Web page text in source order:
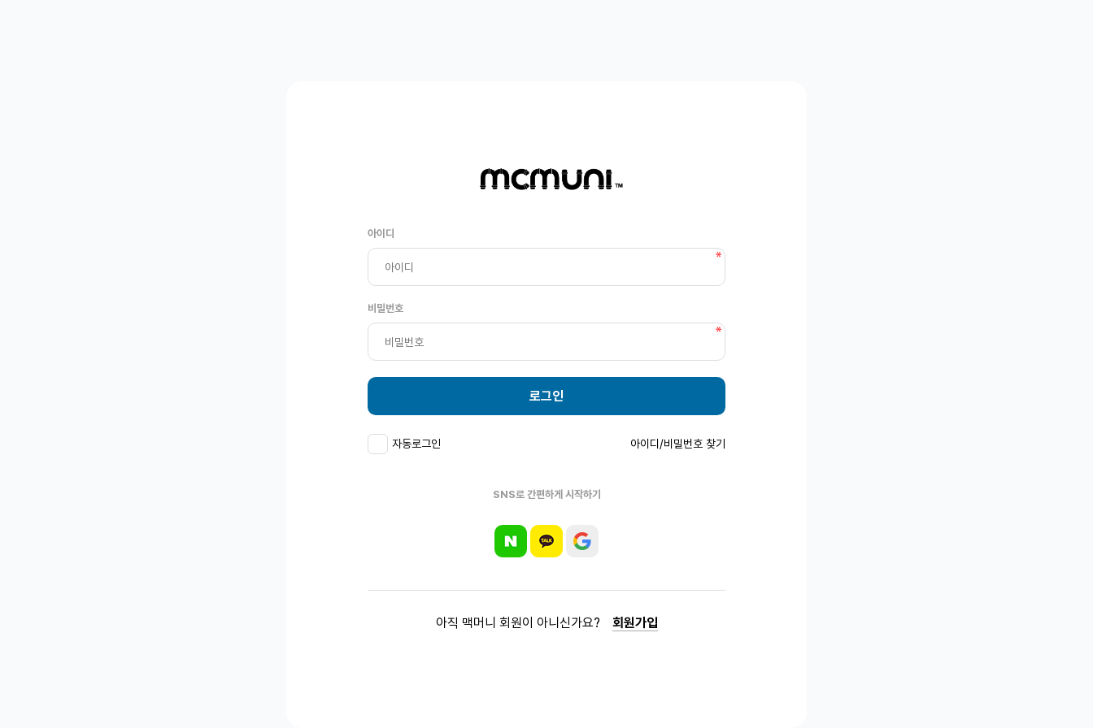
아이디
비밀번호
로그인
자동로그인 아이디/비밀번호 찾기
SNS로 간편하게 시작하기
아직 맥머니 회원이 아니신가요? 회원가입